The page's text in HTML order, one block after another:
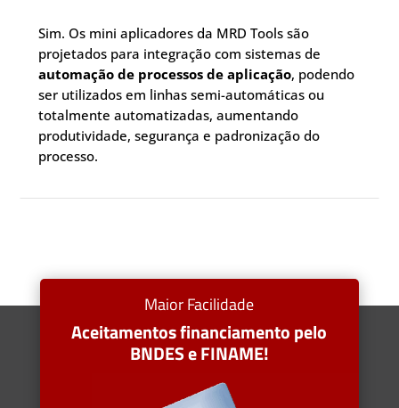
Sim. Os mini aplicadores da MRD Tools são
projetados para integração com sistemas de
automação de processos de aplicação, podendo
ser utilizados em linhas semi-automáticas ou
totalmente automatizadas, aumentando
produtividade, segurança e padronização do
processo.
Maior Facilidade
Aceitamentos financiamento pelo
BNDES e FINAME!